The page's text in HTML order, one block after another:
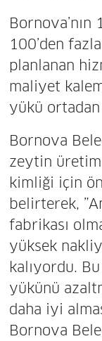
Bornova’nın
100’den
planlanan
maliyet
yükü ortadan
Bornova
zeytin
kimliği için
belirterek,
fabrikası
yüksek
kalıyordu.
yükünü
daha iyi
Bornova